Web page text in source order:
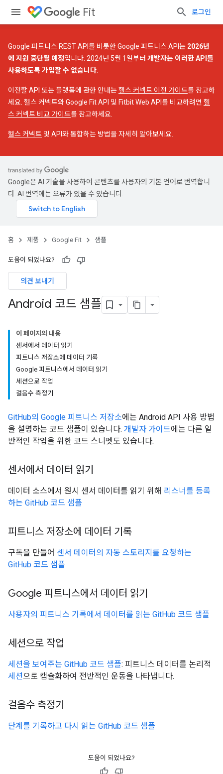
Fit 로그인
Google 피트니스 REST API를 비롯한 Google 피트니스 API는 2026년
에 지원 중단될 예정입니다. 2024년 5월 1일부터 개발자는 이러한 API를
사용하도록 가입할 수 없습니다
이전할 API 또는 플랫폼에 관한 안내는헬스 커넥트 이전 가이드를 참고하
세요. 헬스 커넥트와 Google Fit API 및 Fitbit Web API를 비교하려면 헬
스 커넥트 비교 가이드를 참고하세요.
헬스 커넥트 및 API와 통합하는 방법을 자세히 알아보세요.
Google은 AI 기술을 사용하여 콘텐츠를 사용자의 기본 언어로 번역합니
다. AI 번역에는 오류가 있을 수 있습니다.
홈 제품 Google Fit 샘플
도움이 되었나요?
의견 보내기
Android 코드 샘플
이 페이지의 내용
센서에서 데이터 읽기
피트니스 저장소에 데이터 기록
Google 피트니스에서 데이터 읽기
세션으로 작업
걸음수 측정기
GitHub의 Google 피트니스 저장소에는 Android API 사용 방법
을 설명하는 코드 샘플이 있습니다. 개발자 가이드에는 다른 일
반적인 작업을 위한 코드 스니펫도 있습니다.
센서에서 데이터 읽기
데이터 소스에서 원시 센서 데이터를 읽기 위해 리스너를 등록
하는 GitHub 코드 샘플
피트니스 저장소에 데이터 기록
구독을 만들어 센서 데이터의 자동 스토리지를 요청하는
GitHub 코드 샘플
Google 피트니스에서 데이터 읽기
사용자의 피트니스 기록에서 데이터를 읽는 GitHub 코드 샘플
세션으로 작업
세션을 보여주는 GitHub 코드 샘플: 피트니스 데이터를 논리적
세션으로 캡슐화하여 전반적인 운동을 나타냅니다.
걸음수 측정기
단계를 기록하고 다시 읽는 GitHub 코드 샘플
도움이 되었나요?